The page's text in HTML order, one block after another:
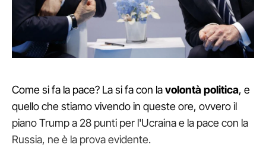
Come si fa la pace? La si fa con lavolontà politica, e
quello che stiamo vivendo in queste ore, ovvero il
piano Trump a 28 punti per l'Ucraina e la pace con la
Russia, ne è la prova evidente.